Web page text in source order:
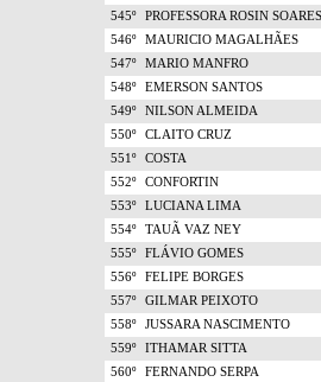
545º
PROFESSORA ROSIN SOARES
546º
MAURICIO MAGALHÃES
547º
MARIO MANFRO
548º
EMERSON SANTOS
549º
NILSON ALMEIDA
550º
CLAITO CRUZ
551º
COSTA
552º
CONFORTIN
553º
LUCIANA LIMA
554º
TAUÃ VAZ NEY
555º
FLÁVIO GOMES
556º
FELIPE BORGES
557º
GILMAR PEIXOTO
558º
JUSSARA NASCIMENTO
559º
ITHAMAR SITTA
560º
FERNANDO SERPA